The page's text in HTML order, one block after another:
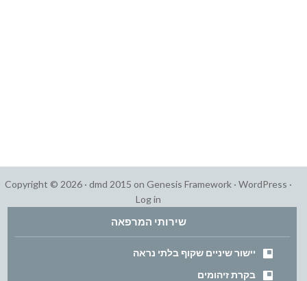
Copyright © 2026 · dmd 2015 on Genesis Framework · WordPress ·
Log in
שירותי המרפאה
יישור שיניים שקוף בלתי נראה
בקרת זיהומים